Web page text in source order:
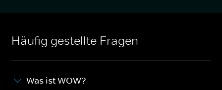
Häufig gestellte Fragen
Was ist WOW?